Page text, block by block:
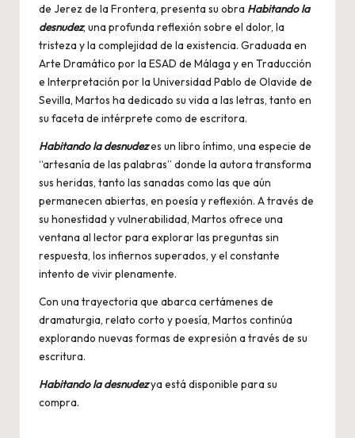
de Jerez de la Frontera, presenta su obra Habitando la
desnudez, una profunda reflexión sobre el dolor, la
tristeza y la complejidad de la existencia. Graduada en
Arte Dramático por la ESAD de Málaga y en Traducción
e Interpretación por la Universidad Pablo de Olavide de
Sevilla, Martos ha dedicado su vida a las letras, tanto en
su faceta de intérprete como de escritora.
Habitando la desnudezes un libro íntimo, una especie de
“artesanía de las palabras” donde la autora transforma
sus heridas, tanto las sanadas como las que aún
permanecen abiertas, en poesía y reflexión. A través de
su honestidad y vulnerabilidad, Martos ofrece una
ventana al lector para explorar las preguntas sin
respuesta, los infiernos superados, y el constante
intento de vivir plenamente.
Con una trayectoria que abarca certámenes de
dramaturgia, relato corto y poesía, Martos continúa
explorando nuevas formas de expresión a través de su
escritura.
Habitando la desnudezya está disponible para su
compra.